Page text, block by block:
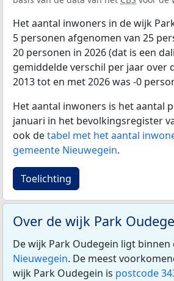
Het aantal inwoners in de wijk
5 personen afgenomen van 25
20 personen in 2026 (dat is een
gemiddelde verschil per jaar over
2013 tot en met 2026 was -0
Het aantal inwoners is het aantal
januari in het bevolkingsregister
ook detabel met het aantal
gemeente Nieuwegein.
Toelichting
Over de wijk Park
De wijk Park Oudegein ligt binnen
Nieuwegein. De meest
wijk Park Oudegein is postcode